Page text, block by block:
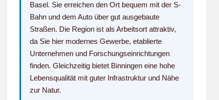
Basel. Sie erreichen den Ort bequem mit der S-
Bahn und dem Auto über gut ausgebaute
Straßen. Die Region ist als Arbeitsort attraktiv,
da Sie hier modernes Gewerbe, etablierte
Unternehmen und Forschungseinrichtungen
finden. Gleichzeitig bietet Binningen eine hohe
Lebensqualität mit guter Infrastruktur und Nähe
zur Natur.